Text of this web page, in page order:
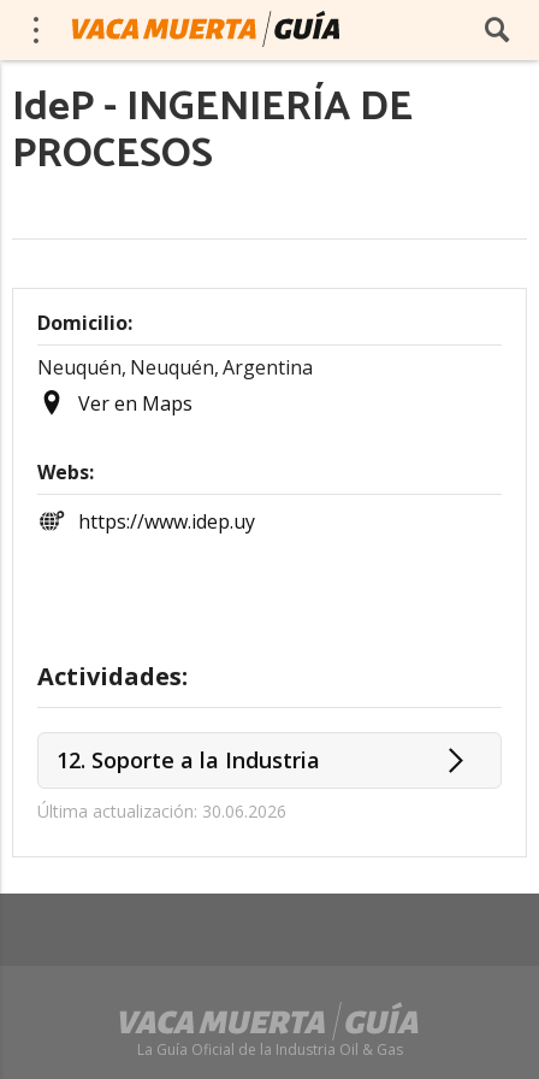
IdeP - INGENIERÍA DE
PROCESOS
Domicilio:
Neuquén, Neuquén,Argentina
Ver en Maps
Webs:
https://www.idep.uy
Actividades:
12. Soporte a la Industria
Última actualización: 30.06.2026
La Guía Oficial de la Industria Oil & Gas